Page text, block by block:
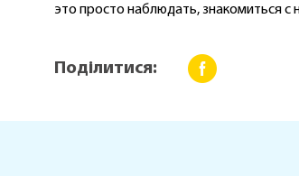
это просто наблюдать, знакомиться
Поділитися: